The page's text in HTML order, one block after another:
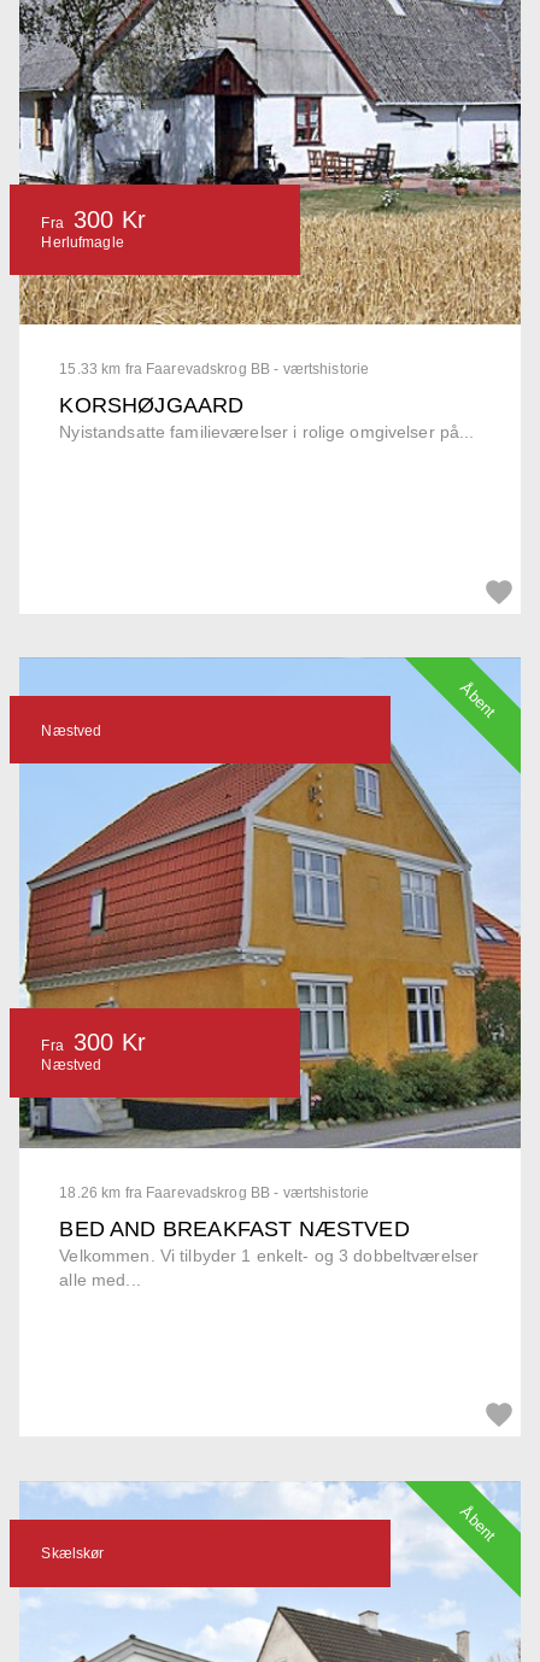
15.33 km fra Faarevadskrog BB - værtshistorie
KORSHØJGAARD
Nyistandsatte familieværelser i rolige omgivelser på...
Fra 300 Kr
Herlufmagle
18.26 km fra Faarevadskrog BB - værtshistorie
BED AND BREAKFAST NÆSTVED
Velkommen. Vi tilbyder 1 enkelt- og 3 dobbeltværelser
alle med...
Næstved
Fra 300 Kr
Næstved
Åbent
Skælskør
Åbent